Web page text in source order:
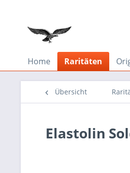
Home Raritäten
Übersicht
Elastolin